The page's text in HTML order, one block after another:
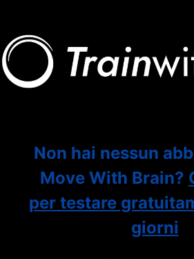
Non hai nessun
Move With Brain?
per testare
giorni